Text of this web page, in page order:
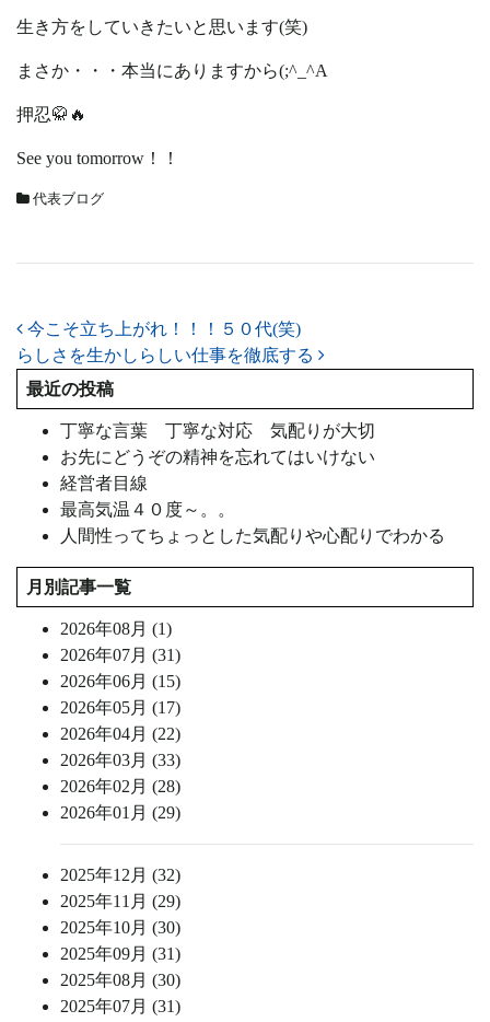
生き方をしていきたいと思います(笑)
まさか・・・本当にありますから(;^_^A
押忍🥋🔥
See you tomorrow！！
代表ブログ
投稿ナビゲーション
今こそ立ち上がれ！！！５０代(笑)
らしさを生かしらしい仕事を徹底する
最近の投稿
丁寧な言葉 丁寧な対応 気配りが大切
お先にどうぞの精神を忘れてはいけない
経営者目線
最高気温４０度～。。
人間性ってちょっとした気配りや心配りでわかる
月別記事一覧
2026年08月 (1)
2026年07月 (31)
2026年06月 (15)
2026年05月 (17)
2026年04月 (22)
2026年03月 (33)
2026年02月 (28)
2026年01月 (29)
2025年12月 (32)
2025年11月 (29)
2025年10月 (30)
2025年09月 (31)
2025年08月 (30)
2025年07月 (31)